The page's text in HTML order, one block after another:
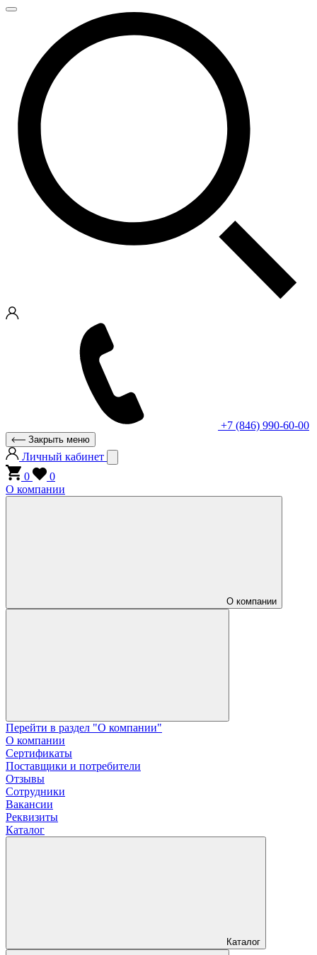
+7 (846) 990-60-00
Закрыть меню
Личный кабинет
0
0
О компании
О компании
Перейти в раздел "О компании"
О компании
Сертификаты
Поставщики и потребители
Отзывы
Сотрудники
Вакансии
Реквизиты
Каталог
Каталог